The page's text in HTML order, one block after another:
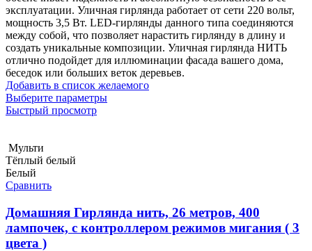
эксплуатации. Уличная гирлянда работает от сети 220 вольт,
мощность 3,5 Вт. LED-гирлянды данного типа соединяются
между собой, что позволяет нарастить гирлянду в длину и
создать уникальные композиции. Уличная гирлянда НИТЬ
отлично подойдет для иллюминации фасада вашего дома,
беседок или больших веток деревьев.
Добавить в список желаемого
Выберите параметры
Быстрый просмотр
Мульти
Тёплый белый
Белый
Сравнить
Домашняя Гирлянда нить, 26 метров, 400
лампочек, с контроллером режимов мигания ( 3
цвета )